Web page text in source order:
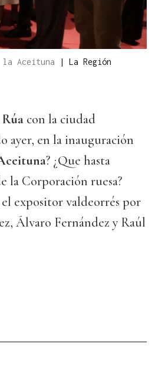
la Aceituna | La Región
con la ciudad
ayer, en la inauguración
? ¿Que hasta
la Corporación ruesa?
expositor valdeorrés por
Álvaro Fernández y Raúl